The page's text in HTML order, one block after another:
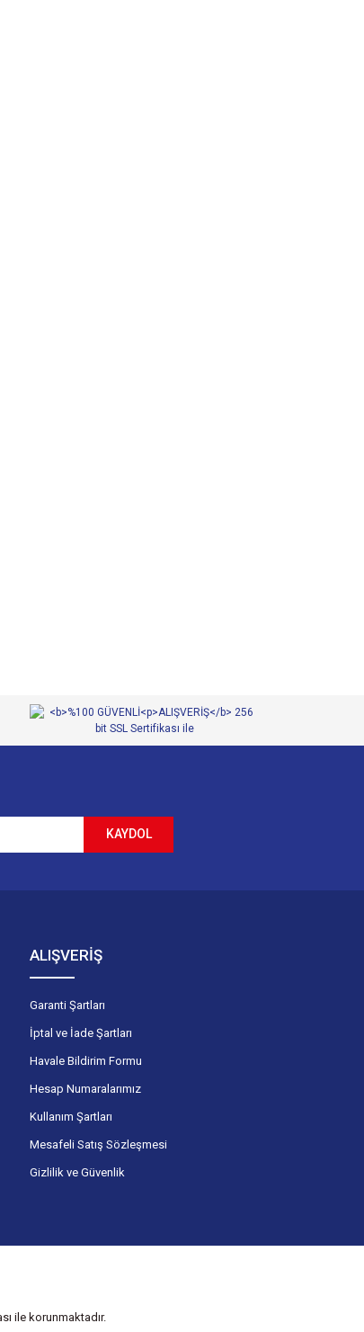
KAYDOL
ALIŞVERİŞ
Garanti Şartları
İptal ve İade Şartları
Havale Bildirim Formu
Hesap Numaralarımız
Kullanım Şartları
Mesafeli Satış Sözleşmesi
Gizlilik ve Güvenlik
ile korunmaktadır.